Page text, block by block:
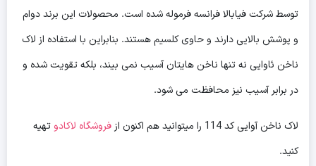
توسط شرکت فیابالا فرانسه فرموله شده است. محصولات این برند دوام
و پوشش بالایی دارند و حاوی کلسیم هستند. بنابراین با استفاده از لاک
ناخن ئاوایی نه تنها ناخن هایتان آسیب نمی بیند، بلکه تقویت شده و
در برابر آسیب نیز محافظت می شود.
لاک ناخن آوایی کد 114 را میتوانید هم اکنون از فروشگاه لاکادو تهیه
کنید.